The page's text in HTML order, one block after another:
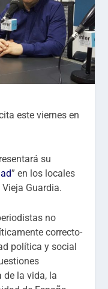
este viernes en
su
” en los locales
Guardia.
no
correcto-
política y social
la vida, la